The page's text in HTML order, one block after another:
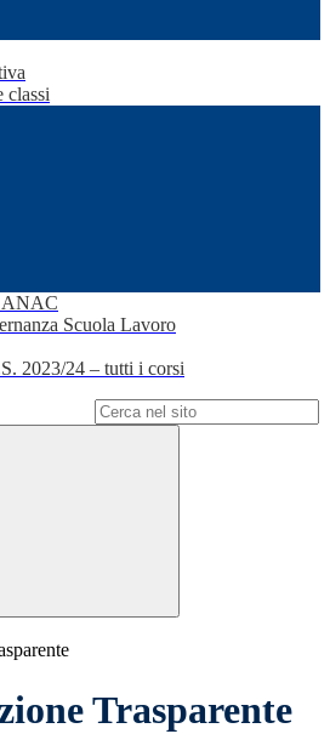
classi
ANAC
Scuola Lavoro
2023/24 – tutti i corsi
Trasparente